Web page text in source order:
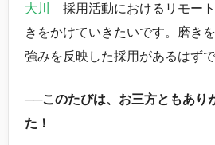
大川
採用活動におけるリモー
きをかけていきたいです。磨き
強みを反映した採用があるはずで
──このたびは、お三方ともあり
た！